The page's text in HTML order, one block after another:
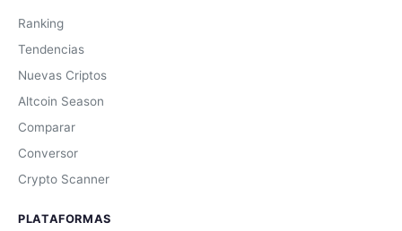
Ranking
Tendencias
Nuevas Criptos
Altcoin Season
Comparar
Conversor
Crypto Scanner
PLATAFORMAS